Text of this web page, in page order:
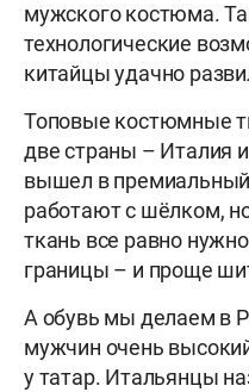
мужского костюма.
технологические
китайцы удачно
Топовые костюмные
две страны – Италия
вышел в премиальный
работают с шёлком,
ткань все равно
границы – и проще
А обувь мы делаем в
мужчин очень
у татар. Итальянцы